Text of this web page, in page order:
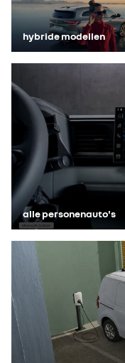
hybride modellen
alle personenauto's